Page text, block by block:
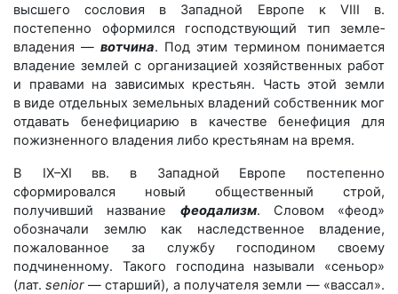
высшего сословия в Западной Европе к VIII в.
постепенно оформился господствующий тип земле­
владения — ​ вотчина. Под этим термином понимается
владение землей с организацией хозяйственных работ
и правами на зависимых крестьян. Часть этой земли
в виде отдельных земельных владений собственник мог
отдавать бенефициарию в качестве бенефиция для
пожизненного владения либо крестьянам на время.
В IX–XI вв. в Западной Европе постепенно
сформировался новый общественный строй,
получивший название феодализм. Словом «феод»
обозначали землю как наследственное владение,
пожалованное за службу господином своему
подчиненному. Такого господина называли «сеньор»
(лат.senior — старший), а получателя земли — ​«вассал».